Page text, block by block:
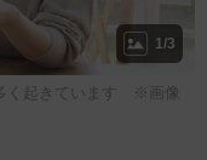
1/3
く起きています ※画像